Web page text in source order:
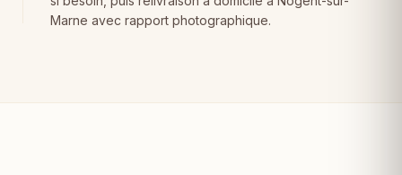
Marne avec rapport photographique.